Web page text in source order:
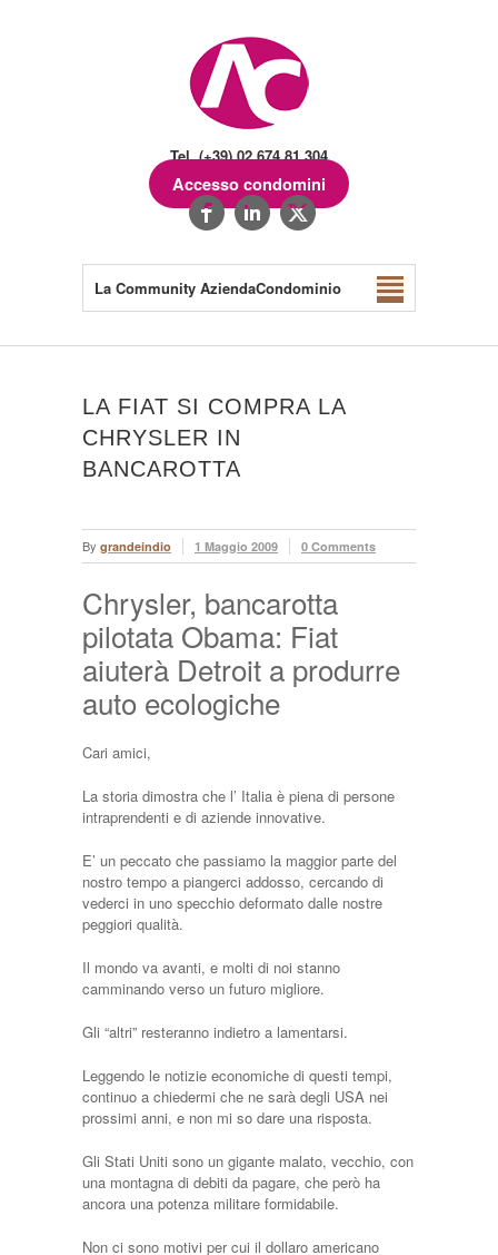
Tel. (+39) 02.674.81.304
Accesso condomini
La Community AziendaCondominio
LA FIAT SI COMPRA LA
CHRYSLER IN
BANCAROTTA
By grandeindio 1 Maggio 2009 0 Comments
Chrysler, bancarotta
pilotata Obama: Fiat
aiuterà Detroit a produrre
auto ecologiche
Cari amici,
La storia dimostra che l’ Italia è piena di persone
intraprendenti e di aziende innovative.
E’ un peccato che passiamo la maggior parte del
nostro tempo a piangerci addosso, cercando di
vederci in uno specchio deformato dalle nostre
peggiori qualità.
Il mondo va avanti, e molti di noi stanno
camminando verso un futuro migliore.
Gli “altri” resteranno indietro a lamentarsi.
Leggendo le notizie economiche di questi tempi,
continuo a chiedermi che ne sarà degli USA nei
prossimi anni, e non mi so dare una risposta.
Gli Stati Uniti sono un gigante malato, vecchio, con
una montagna di debiti da pagare, che però ha
ancora una potenza militare formidabile.
Non ci sono motivi per cui il dollaro americano